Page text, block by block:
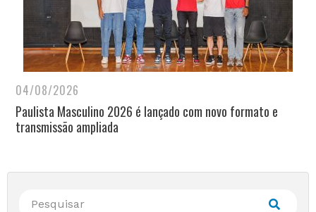
04/08/2026
Paulista Masculino 2026 é lançado com novo formato e
transmissão ampliada